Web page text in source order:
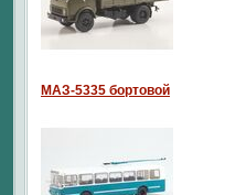
МАЗ-5335 бортовой